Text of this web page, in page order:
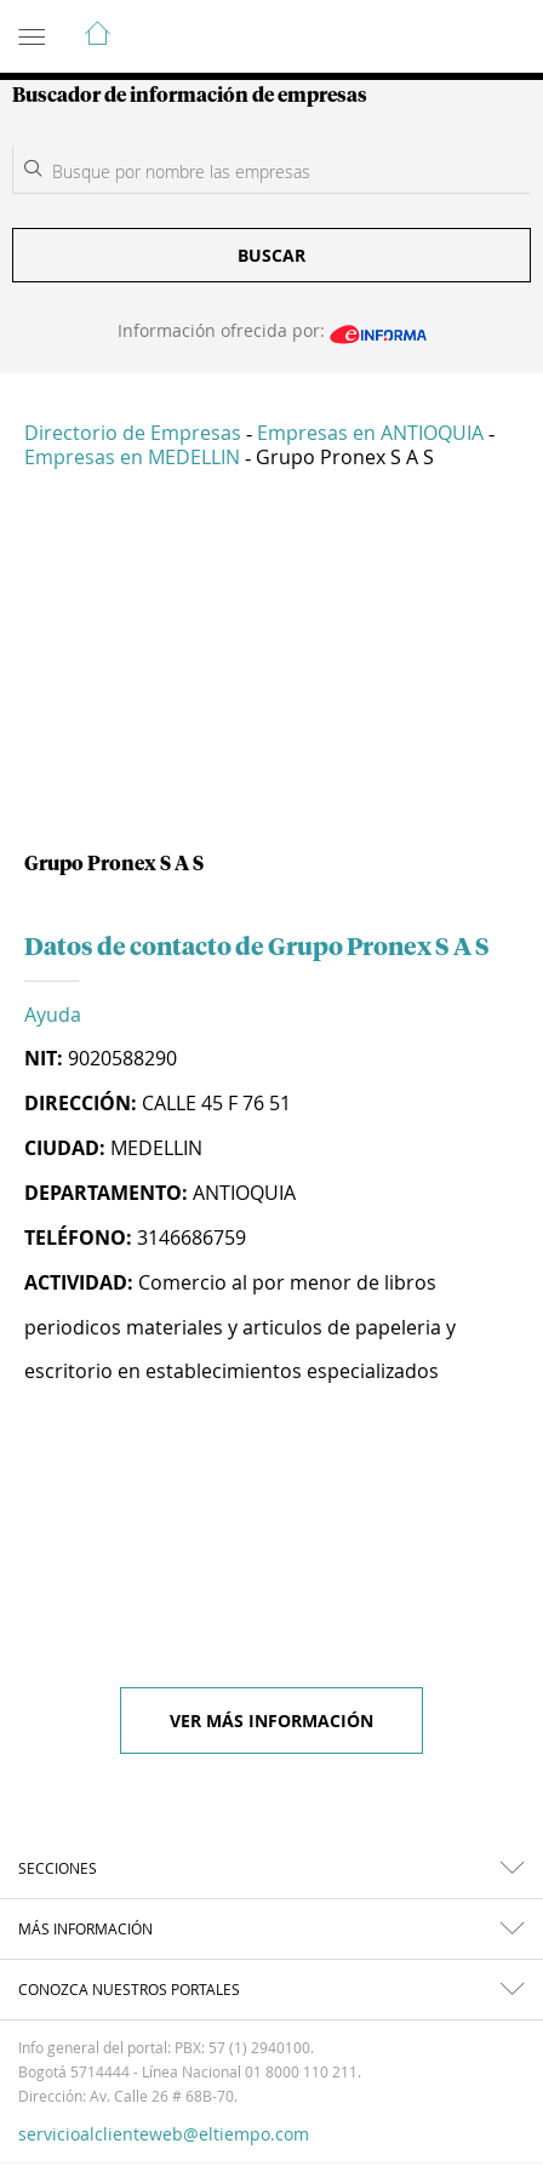
Guía de Empresas Colombianas
Buscador de información de empresas
BUSCAR
Información ofrecida por:
Directorio de Empresas - Empresas en ANTIOQUIA -
Empresas en MEDELLIN - Grupo Pronex S A S
Grupo Pronex S A S
Datos de contacto de Grupo Pronex S A S
Ayuda
NIT: 9020588290
DIRECCIÓN: CALLE 45 F 76 51
CIUDAD: MEDELLIN
DEPARTAMENTO: ANTIOQUIA
TELÉFONO: 3146686759
ACTIVIDAD: Comercio al por menor de libros
periodicos materiales y articulos de papeleria y
escritorio en establecimientos especializados
VER MÁS INFORMACIÓN
SECCIONES
MÁS INFORMACIÓN
CONOZCA NUESTROS PORTALES
Info general del portal: PBX: 57 (1) 2940100.
Bogotá 5714444 - Línea Nacional 01 8000 110 211.
Dirección: Av. Calle 26 # 68B-70.
servicioalclienteweb@eltiempo.com